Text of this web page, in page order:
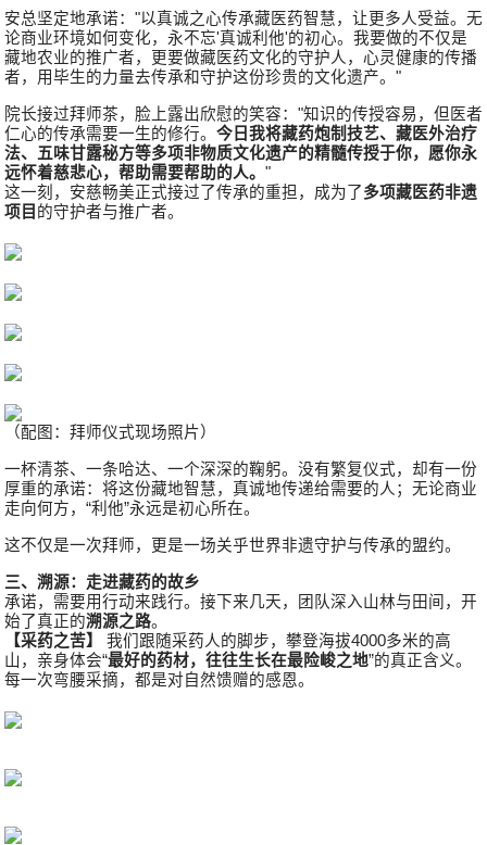
安总坚定地承诺："以真诚之心传承藏医药智慧，让更多人受益。无
论商业环境如何变化，永不忘'真诚利他'的初心。我要做的不仅是
藏地农业的推广者，更要做藏医药文化的守护人，心灵健康的传播
者，用毕生的力量去传承和守护这份珍贵的文化遗产。"
院长接过拜师茶，脸上露出欣慰的笑容："知识的传授容易，但医者
仁心的传承需要一生的修行。 今日我将藏药炮制技艺、藏医外治疗
法、五味甘露秘方等多项非物质文化遗产的精髓传授于你，愿你永
远怀着慈悲心，帮助需要帮助的人。 "
这一刻，安慈畅美正式接过了传承的重担，成为了多项藏医药非遗
项目 的守护者与推广者。
（配图：拜师仪式现场照片）
一杯清茶、一条哈达、一个深深的鞠躬。没有繁复仪式，却有一份
厚重的承诺：将这份藏地智慧，真诚地传递给需要的人；无论商业
走向何方，“利他”永远是初心所在。
这不仅是一次拜师，更是一场关乎世界非遗守护与传承的盟约。
三、溯源：走进藏药的故乡
承诺，需要用行动来践行。接下来几天，团队深入山林与田间，开
始了真正的溯源之路。
【采药之苦】
我们跟随采药人的脚步，攀登海拔4000多米的高
山，亲身体会“最好的药材，往往生长在最险峻之地”的真正含义。
每一次弯腰采摘，都是对自然馈赠的感恩。